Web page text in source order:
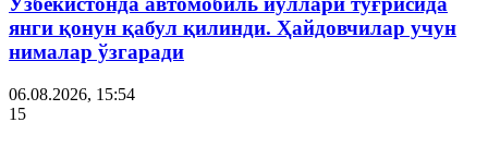
янги қонун қабул қилинди. Ҳайдовчилар учун
нималар ўзгаради
06.08.2026, 15:54
15